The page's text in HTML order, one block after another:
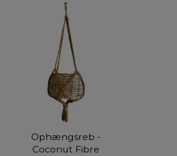
Ophængsreb -
Coconut Fibre